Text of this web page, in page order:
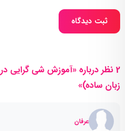
ثبت دیدگاه
2 نظر درباره «آموزش شی گرایی
زبان ساده)»
عرفان